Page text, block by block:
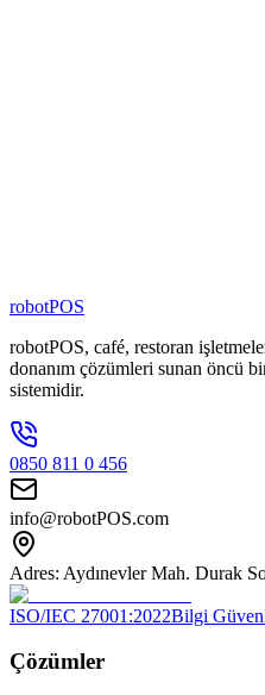
robotPOS
robotPOS, café, restoran
donanım çözümleri sunan öncü
sistemidir.
0850 811 0 456
info@robotPOS.com
Adres: Aydınevler Mah. Durak
ISO/IEC 27001:2022Bilgi
Çözümler